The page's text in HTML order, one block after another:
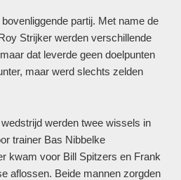
partij. Met name de
Strijker werden verschillende
dat leverde geen doelpunten
maar werd slechts zelden
werden twee wissels in
trainer Bas Nibbelke
kwam voor Bill Spitzers en Frank
aflossen. Beide mannen zorgden